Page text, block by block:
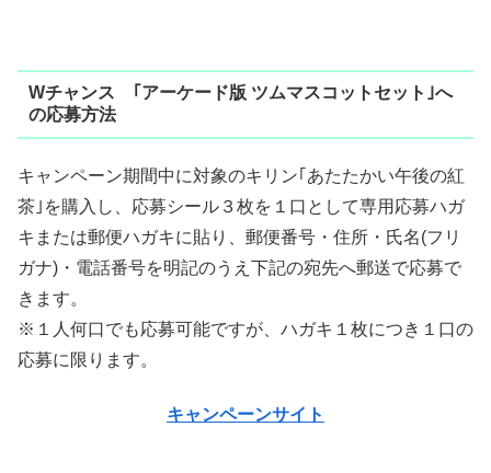
Wチャンス ｢アーケード版 ツムマスコットセット｣へ
の応募方法
キャンペーン期間中に対象のキリン｢あたたかい午後の紅
茶｣を購入し、応募シール３枚を１口として専用応募ハガ
キまたは郵便ハガキに貼り、郵便番号・住所・氏名(フリ
ガナ)・電話番号を明記のうえ下記の宛先へ郵送で応募で
きます。
※１人何口でも応募可能ですが、ハガキ１枚につき１口の
応募に限ります。
キャンペーンサイト